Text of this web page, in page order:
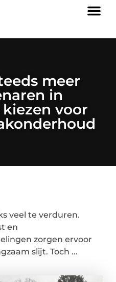
meer
in
voor
veel te verduren.
en
zorgen ervoor
slijt. Toch ...